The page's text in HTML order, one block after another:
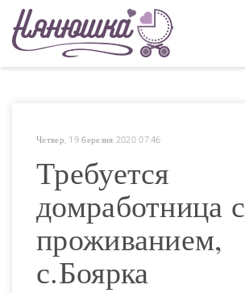
Четвер, 19 березня 2020 07:46
Требуется
домработница с
проживанием,
с.Боярка